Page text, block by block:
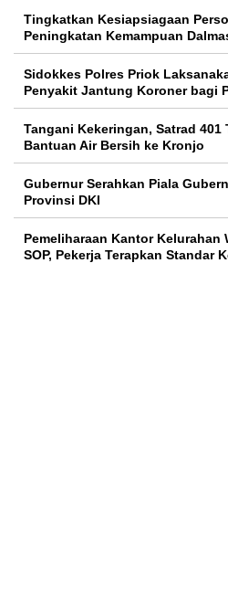
Tingkatkan Kesiapsiagaan
Peningkatan Kemampuan
Sidokkes Polres Priok
Penyakit Jantung Koroner bagi
Tangani Kekeringan, Satrad 401
Bantuan Air Bersih ke Kronjo
Gubernur Serahkan Piala
Provinsi DKI
Pemeliharaan Kantor Kelurahan
SOP, Pekerja Terapkan Standar